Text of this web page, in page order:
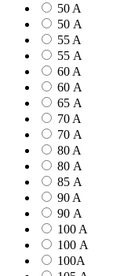
50 A
50 А
55 A
55 А
60 A
60 А
65 А
70 A
70 А
80 A
80 А
85 А
90 A
90 А
100 A
100 А
100А